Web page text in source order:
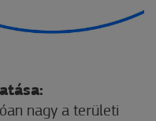
nagy a területi